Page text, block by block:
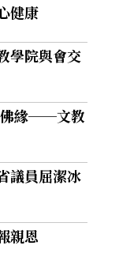
健康
學院與會交
佛緣──文教
議員屈潔冰
親恩